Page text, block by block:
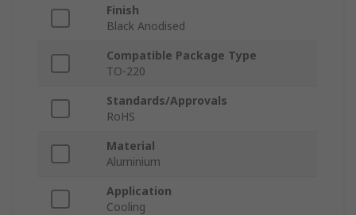
Finish
Black Anodised
Compatible Package Type
TO-220
Standards/Approvals
RoHS
Material
Aluminium
Application
Cooling